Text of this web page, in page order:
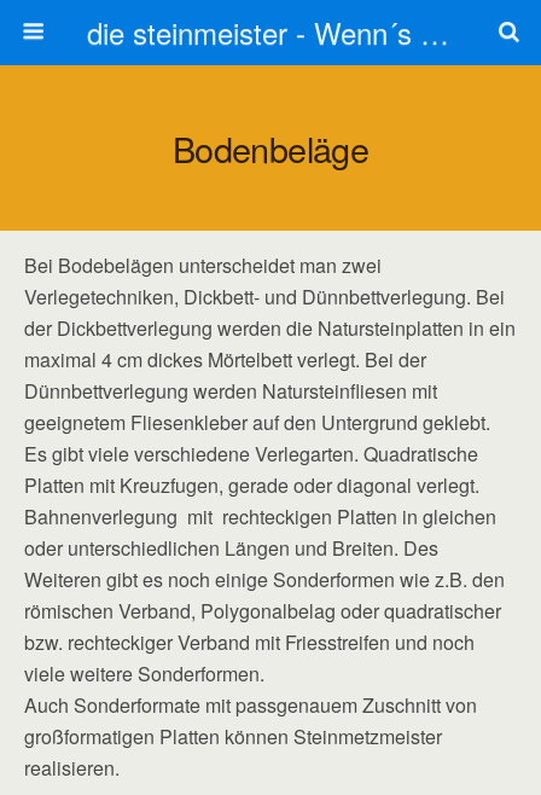
die steinmeister - Wenn´s um Stein geht stets zum Steinmetz
Bodenbeläge
Bei Bodebelägen unterscheidet man zwei
Verlegetechniken, Dickbett- und Dünnbettverlegung. Bei
der Dickbettverlegung werden die Natursteinplatten in ein
maximal 4 cm dickes Mörtelbett verlegt. Bei der
Dünnbettverlegung werden Natursteinfliesen mit
geeignetem Fliesenkleber auf den Untergrund geklebt.
Es gibt viele verschiedene Verlegarten. Quadratische
Platten mit Kreuzfugen, gerade oder diagonal verlegt.
Bahnenverlegung mit rechteckigen Platten in gleichen
oder unterschiedlichen Längen und Breiten. Des
Weiteren gibt es noch einige Sonderformen wie z.B. den
römischen Verband, Polygonalbelag oder quadratischer
bzw. rechteckiger Verband mit Friesstreifen und noch
viele weitere Sonderformen.
Auch Sonderformate mit passgenauem Zuschnitt von
großformatigen Platten können Steinmetzmeister
realisieren.